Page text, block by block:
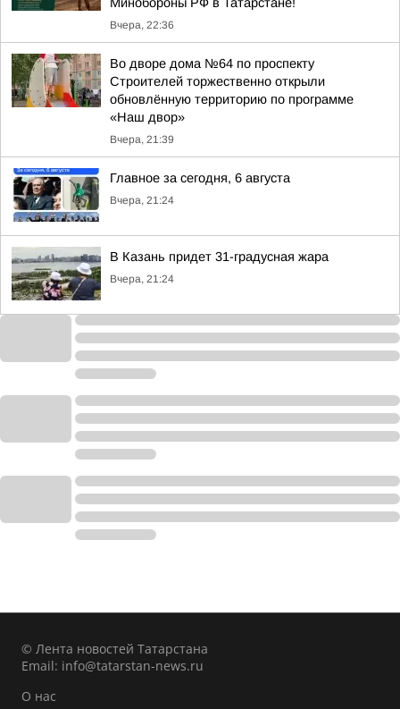
Вчера, 22:36
Во дворе дома №64 по проспекту
Строителей торжественно открыли
обновлённую территорию по программе
«Наш двор»
Вчера, 21:39
Главное за сегодня, 6 августа
Вчера, 21:24
В Казань придет 31-градусная жара
Вчера, 21:24
© Лента новостей Татарстана
Email: info@tatarstan-news.ru
О нас